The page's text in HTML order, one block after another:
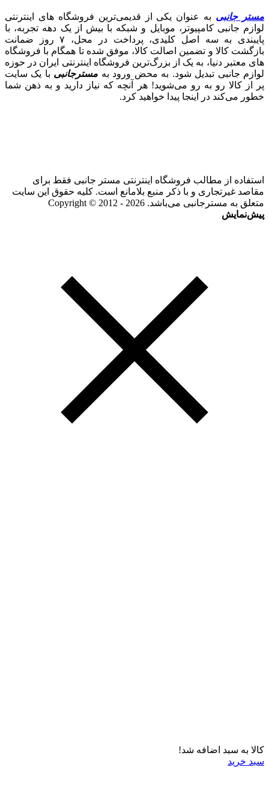
مستر جانبی به عنوان یکی از قدیمی‌ترین فروشگاه های اینترنتی
لوازم جانبی کامپیوتر، موبایل و شبکه با بیش از یک دهه تجربه، با
پایبندی به سه اصل کلیدی، پرداخت در محل، ۷ روز ضمانت
بازگشت کالا و تضمین اصالت کالا، موفق شده تا همگام با فروشگاه‌
های معتبر دنیا، به یک از بزرگ‌ترین فروشگاه اینترنتی ایران در حوزه
لوازم جانبی تبدیل شود. به محض ورود به مسترجانبی با یک سایت
پر از کالا رو به رو می‌شوید! هر آنچه که نیاز دارید و به ذهن شما
خطور می‌کند در اینجا پیدا خواهید کرد.
استفاده از مطالب فروشگاه اینترنتی مستر جانبی فقط برای
مقاصد غیرتجاری و با ذکر منبع بلامانع است. کلیه حقوق این سایت
متعلق به مسترجانبی می‌باشد. Copyright © 2012 - 2026
پیش‌نمایش
کالا به سبد اضافه شد!
سبد خرید